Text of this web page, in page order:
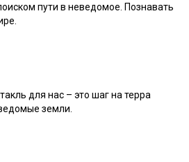
пути в неведомое. Познавать
для нас – это шаг на терра
земли.